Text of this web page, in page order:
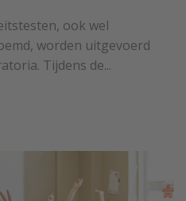
ook wel
worden uitgevoerd
Tijdens de...